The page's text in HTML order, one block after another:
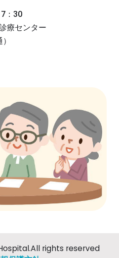
：30
療センター
rights reserved